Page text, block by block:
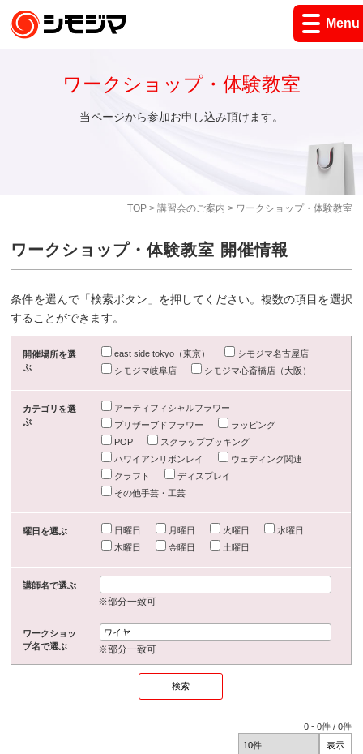
Menu
TOP> 講習会のご案内 > ワークショップ・体験教室
ワークショップ・体験教室
当ページから参加お申し込み頂けます。
ワークショップ・体験教室 開催情報
条件を選んで「検索ボタン」を押してください。複数の項目を選択
することができます。
開催場所を選
ぶ
east side tokyo（東京）
シモジマ名古屋店
シモジマ岐阜店
シモジマ心斎橋店（大阪）
カテゴリを選
ぶ
アーティフィシャルフラワー
プリザーブドフラワー
ラッピング
POP
スクラップブッキング
ハワイアンリボンレイ
ウェディング関連
クラフト
ディスプレイ
その他手芸・工芸
曜日を選ぶ 日曜日 月曜日 火曜日
水曜日
木曜日
金曜日 土曜日
講師名で選ぶ
※部分一致可
ワークショッ
プ名で選ぶ
※部分一致可
0 -0件 /0件